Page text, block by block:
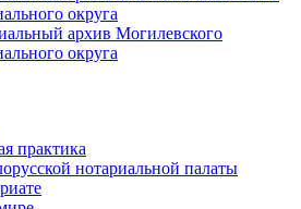
округа
архив Могилевского
округа
практика
нотариальной палаты